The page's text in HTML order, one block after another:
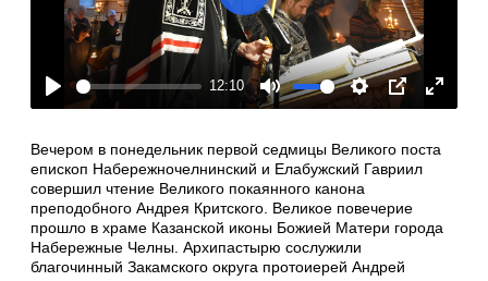
Play
12:10
Mute Settings
PIP
Enter
Play
Вечером в понедельник первой седмицы Великого поста
епископ Набережночелнинский и Елабужский Гавриил
совершил чтение Великого покаянного канона
преподобного Андрея Критского. Великое повечерие
прошло в храме Казанской иконы Божией Матери города
Набережные Челны. Архипастырю сослужили
благочинный Закамского округа протоиерей Андрей